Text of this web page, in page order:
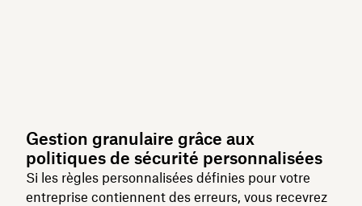
Gestion granulaire grâce aux
politiques de sécurité personnalisées
Si les règles personnalisées définies pour votre
entreprise contiennent des erreurs, vous recevrez